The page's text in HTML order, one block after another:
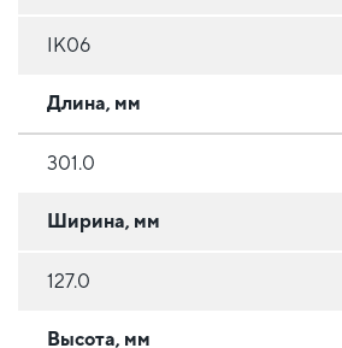
IK06
Длина, мм
301.0
Ширина, мм
127.0
Высота, мм